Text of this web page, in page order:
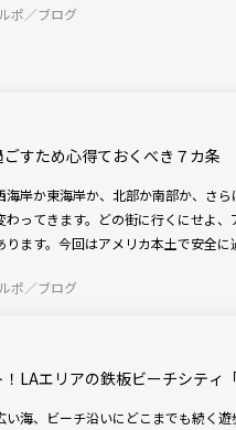
ポ／ブログ
すため心得ておくべき７カ条
海岸か東海岸か、北部か南部か、さ
ってきます。どの街に行くにせよ、
ります。今回はアメリカ本土で安全に
ポ／ブログ
LAエリアの鉄板ビーチシティ
海、ビーチ沿いにどこまでも続く